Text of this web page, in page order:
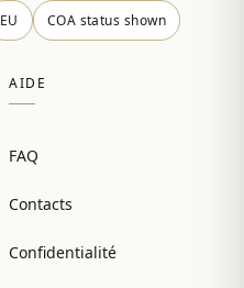
EU COA status shown
AIDE
FAQ
Contacts
Confidentialité